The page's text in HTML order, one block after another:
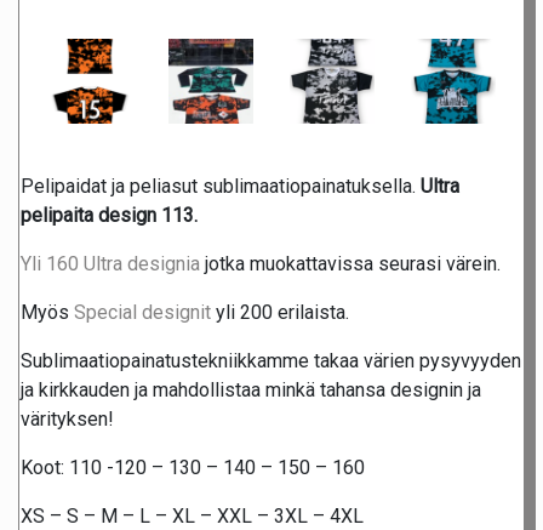
Pelipaidat ja peliasut sublimaatiopainatuksella. Ultra
pelipaita design 113.
Yli 160 Ultra designia jotka muokattavissa seurasi värein.
Myös Special designit yli 200 erilaista.
Sublimaatiopainatustekniikkamme takaa värien pysyvyyden
ja kirkkauden ja mahdollistaa minkä tahansa designin ja
värityksen!
Koot: 110 -120 – 130 – 140 – 150 – 160
XS – S – M – L – XL – XXL – 3XL – 4XL